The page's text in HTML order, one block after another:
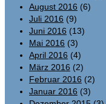
August 2016 (6)
Juli 2016 (9)
Juni 2016 (13)
Mai 2016 (3)
April 2016 (4)
März 2016 (2)
Februar 2016 (2)
Januar 2016 (3)